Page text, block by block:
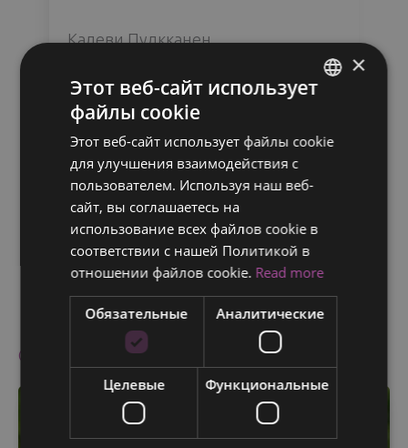
Калеви Пулкканен
Один из наших
высококвалифицированных
онкологов Калеви Пулкканен
специализируется на
химиотерапии и лучевой терапии
при лечении рака груди, легких и
простаты.
Читать далее
Отзывы пациентов
FINNISH
SWEDISH
×
Этот веб-сайт использует
файлы cookie
Этот веб-сайт использует файлы cookie
для улучшения взаимодействия с
пользователем. Используя наш веб-
сайт, вы соглашаетесь на
использование всех файлов cookie в
соответствии с нашей Политикой в ​​
отношении файлов cookie. Read more
Обязательные Аналитические
Целевые Функциональные